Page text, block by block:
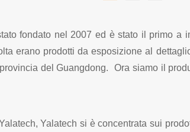
fondato nel 2007 ed è stato il primo
erano prodotti da esposizione al
del Guangdong.
Ora siamo il
Yalatech si è concentrata sui